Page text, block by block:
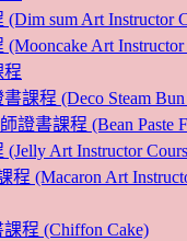
sum Art Instructor
Art Instructor
程
課程 (Deco Steam Bun
書課程 (Bean Paste
Art Instructor
(Macaron Art
程 (Chiffon Cake)